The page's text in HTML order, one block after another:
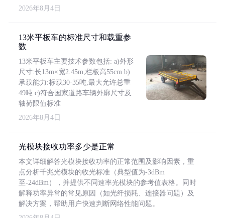
2026年8月4日
13米平板车的标准尺寸和载重参
数
13米平板车主要技术参数包括: a)外形
尺寸:长13m×宽2.45m,栏板高55cm b)
承载能力:标载30-35吨,最大允许总重
49吨 c)符合国家道路车辆外廓尺寸及
轴荷限值标准
2026年8月4日
光模块接收功率多少是正常
本文详细解答光模块接收功率的正常范围及影响因素，重
点分析千兆光模块的收光标准（典型值为-3dBm
至-24dBm），并提供不同速率光模块的参考值表格。同时
解释功率异常的常见原因（如光纤损耗、连接器问题）及
解决方案，帮助用户快速判断网络性能问题。